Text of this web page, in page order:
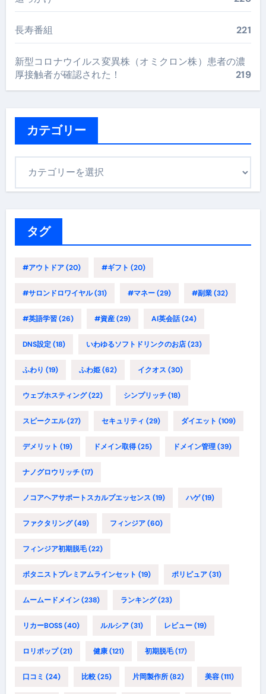
長寿番組 221
新型コロナウイルス変異株（オミクロン株）患者の濃
厚接触者が確認された！
219
カテゴリー
タグ
#アウトドア(20) #ギフト (20)
#サロンドロワイヤル(31) #マネー(29) #副業(32)
#英語学習(26) #資産(29) AI英会話(24)
DNS設定(18) いわゆるソフトドリンクのお店(23)
ふわり (19) ふわ姫(62) イクオス (30)
ウェブホスティング(22) シンプリッチ(18)
スピークエル(27) セキュリティ (29) ダイエット (109)
デメリット (19) ドメイン取得(25) ドメイン管理(39)
ナノグロウリッチ(17)
ノコアヘアサポートスカルプエッセンス (19) ハゲ(19)
ファクタリング(49) フィンジア(60)
フィンジア初期脱毛(22)
ボタニストプレミアムラインセット (19) ポリピュア(31)
ムームードメイン(238) ランキング(23)
リカーBOSS(40) ルルシア(31) レビュー(19)
ロリポップ(21) 健康(121) 初期脱毛(17)
口コミ (24) 比較(25) 片岡製作所(82) 美容(111)